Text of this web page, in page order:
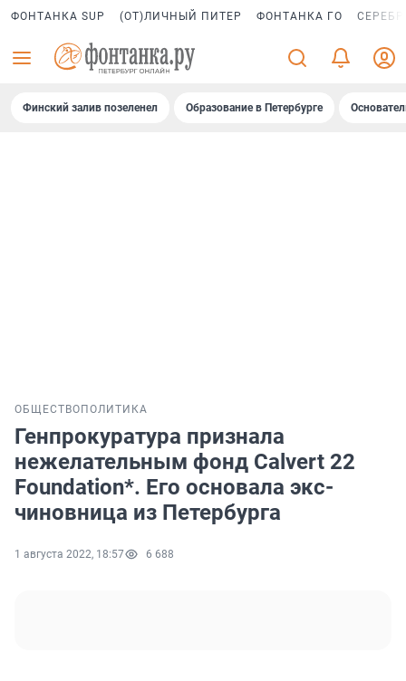
ФОНТАНКА SUP (ОТ)ЛИЧНЫЙ ПИТЕР ФОНТАНКА ГО
Финский залив позеленел Образование в Петербурге
ОБЩЕСТВО ПОЛИТИКА
Генпрокуратура признала
нежелательным фонд Calvert 22
Foundation*. Его основала экс-
чиновница из Петербурга
1 августа 2022, 18:57 6 688